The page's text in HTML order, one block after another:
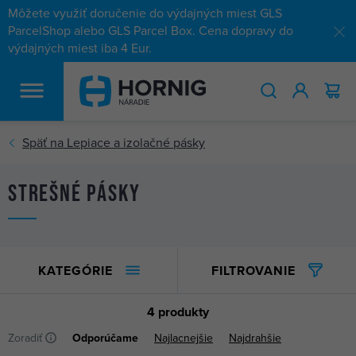
Môžete využiť doručenie do výdajných miest GLS
ParcelShop alebo GLS Parcel Box. Cena dopravy do
výdajných miest iba 4 Eur.
HĽADAŤ
Strešné pásky
KATEGÓRIE FILTROVANIE
Zoradiť Odporúčame Najlacnejšie Najdrahšie
4 produkty